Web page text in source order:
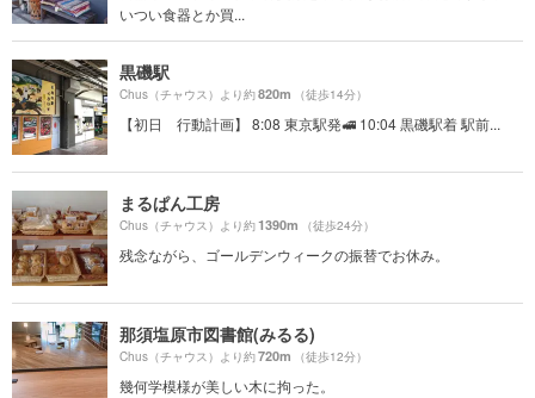
いつい食器とか買...
黒磯駅
Chus（チャウス）より約820m （徒歩14分）
【初日 行動計画】 8:08 東京駅発🚅 10:04 黒磯駅着 駅前...
まるぱん工房
Chus（チャウス）より約1390m （徒歩24分）
残念ながら、ゴールデンウィークの振替でお休み。
那須塩原市図書館(みるる)
Chus（チャウス）より約720m （徒歩12分）
幾何学模様が美しい木に拘った。